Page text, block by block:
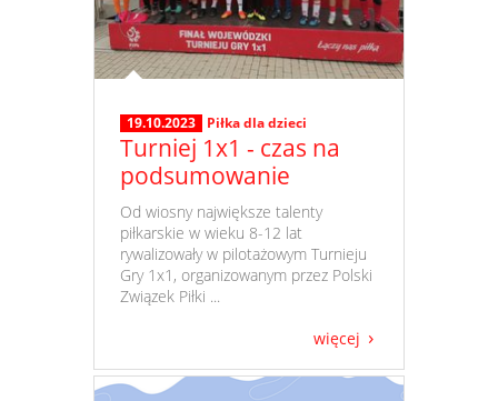
19.10.2023 Piłka dla dzieci
Turniej 1x1 - czas na
podsumowanie
​ Od wiosny największe talenty
piłkarskie w wieku 8-12 lat
rywalizowały w pilotażowym Turnieju
Gry 1x1, organizowanym przez Polski
Związek Piłki ...
więcej